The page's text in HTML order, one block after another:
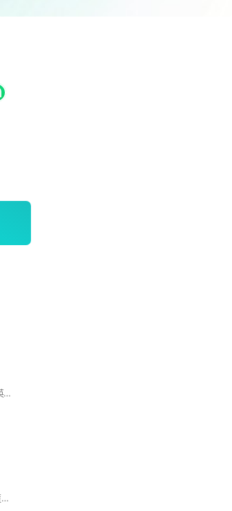
#動漫週邊 #開團代購 #排球少年 #我的英雄學院 #鬼滅之刃 #and more
業餘又佛系在日代購🇯🇵、精通鬼滅、藍監、咒術等等動漫ip